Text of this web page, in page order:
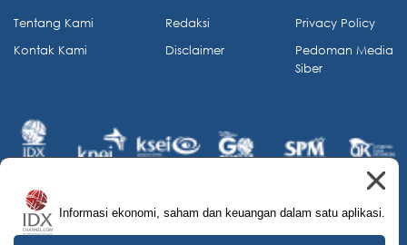
Informasi ekonomi, saham dan keuangan dalam satu aplikasi.
Tentang Kami
Kontak Kami
Redaksi
Disclaimer
Privacy Policy
Pedoman Media
Siber
© 2026 IDX Channel. All Rights Reserved.